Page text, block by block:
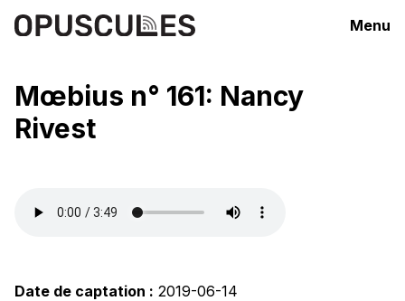
Menu
Mœbius n° 161: Nancy
Rivest
Date de captation : 2019-06-14